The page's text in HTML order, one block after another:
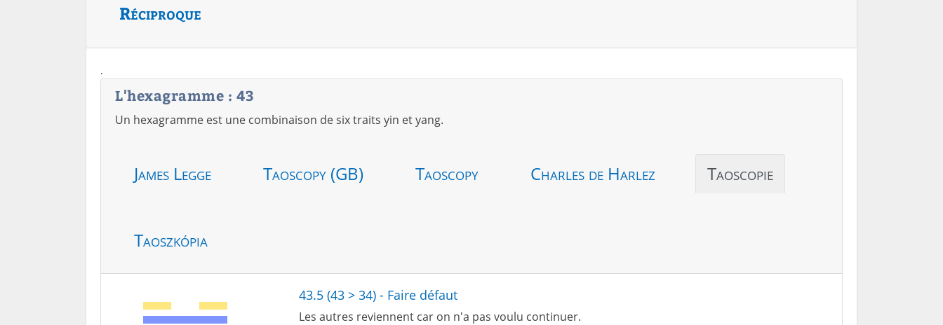
Réciproque
.
L'hexagramme : 43
Un hexagramme est une combinaison de six traits yin et yang.
James Legge Taoscopy (GB) Taoscopy Charles de Harlez Taoscopie
Taoszkópia
43.5 (43 > 34) - Faire défaut
Les autres reviennent car on n'a pas voulu continuer.